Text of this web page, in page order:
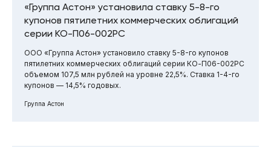
«Группа Астон» установила ставку 5-8-го
купонов пятилетних коммерческих облигаций
серии КО-П06-002РС
ООО «Группа Астон» установило ставку 5-8-го купонов
пятилетних коммерческих облигаций серии КО-П06-002РС
объемом 107,5 млн рублей на уровне 22,5%. Ставка 1-4-го
купонов — 14,5% годовых.
Группа Астон